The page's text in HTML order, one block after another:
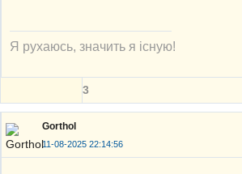
Я рухаюсь, значить я існую!
3
Gorthol
11-08-2025 22:14:56